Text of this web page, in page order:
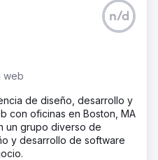
web
n/d
de diseño, desarrollo y
con oficinas en Boston, MA
un grupo diverso de
y desarrollo de software